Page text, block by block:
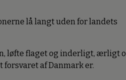
lå langt uden for landets
løfte flaget og inderligt, ærligt
af Danmark er.